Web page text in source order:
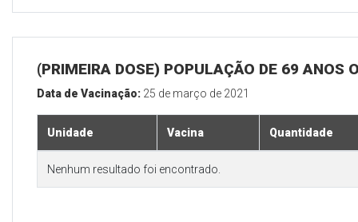
(PRIMEIRA DOSE) POPULAÇÃO DE 69 ANOS
Data de Vacinação: 25 de março de 2021
Unidade Vacina Quantidade
Nenhum resultado foi encontrado.